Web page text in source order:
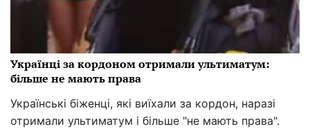
Українці за кордоном отримали ультиматум:
більше не мають права
Українські біженці, які виїхали за кордон, наразі
отримали ультиматум і більше "не мають права".